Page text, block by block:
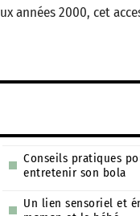
années 2000, cet
Conseils pratiques
entretenir son bola
Un lien sensoriel et